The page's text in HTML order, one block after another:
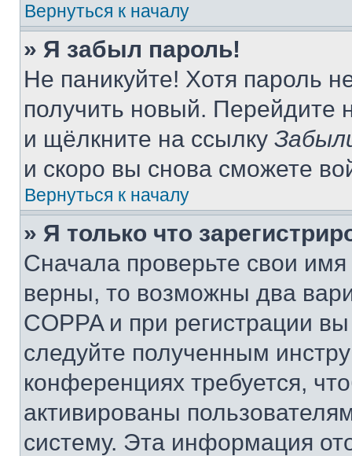
Вернуться к началу
» Я забыл пароль!
Не паникуйте! Хотя пароль
получить новый. Перейдите
и щёлкните на ссылку
и скоро вы снова сможете
Вернуться к началу
» Я только что
Сначала проверьте свои
верны, то возможны два
COPPA и при регистрации
следуйте полученным
конференциях требуется,
активированы
систему. Эта информация